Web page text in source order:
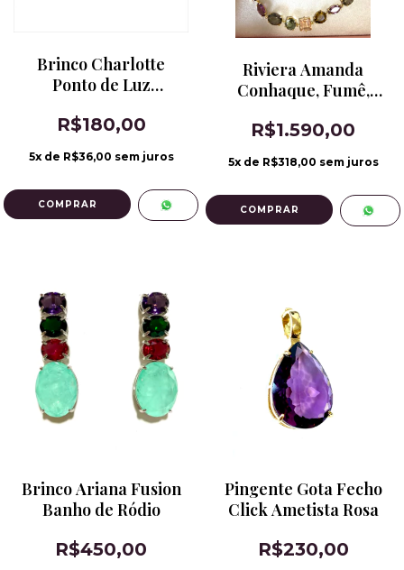
Brinco Charlotte
Ponto de Luz
Ródio
R$180,00
5x de R$36,00 sem juros
Riviera Amanda
Conhaque, Fumê,
R$1.590,00
5x de R$318,00 sem juros
Brinco Ariana Fusion
Banho de Ródio
R$450,00
Pingente Gota Fecho
Click Ametista Rosa
R$230,00